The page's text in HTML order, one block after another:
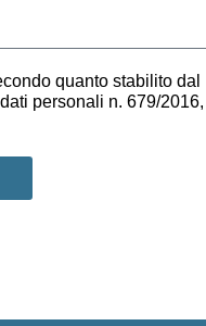
quanto stabilito dal
personali n. 679/